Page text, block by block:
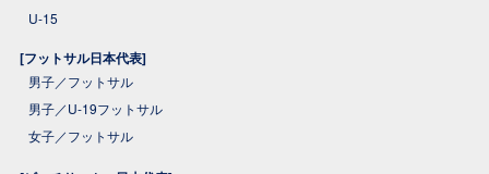
U-15
[フットサル日本代表]
男子／フットサル
男子／U-19フットサル
女子／フットサル